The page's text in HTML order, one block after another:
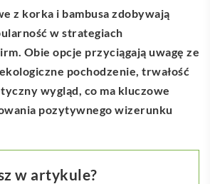
z korka i bambusa zdobywają
w strategiach
Obie opcje przyciągają uwagę ze
pochodzenie, trwałość
wygląd, co ma kluczowe
pozytywnego wizerunku
w artykule?